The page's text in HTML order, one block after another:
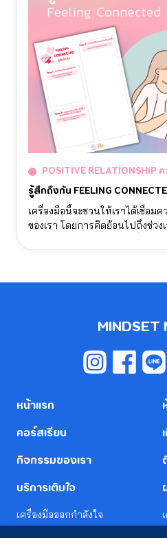
POSITIVE
รู้สึกถึงกัน FEELING
เครื่องมือนี้จะชวนให้เราได้เชื่อ
ของเรา โดยการคิดย้อนไปถึงช่วง
MINDSET
หน้าแรก
คอร์สเรียน
กิจกรรมของเรา
บริการเติมใจ
เครื่องมือออกกำลังใจ